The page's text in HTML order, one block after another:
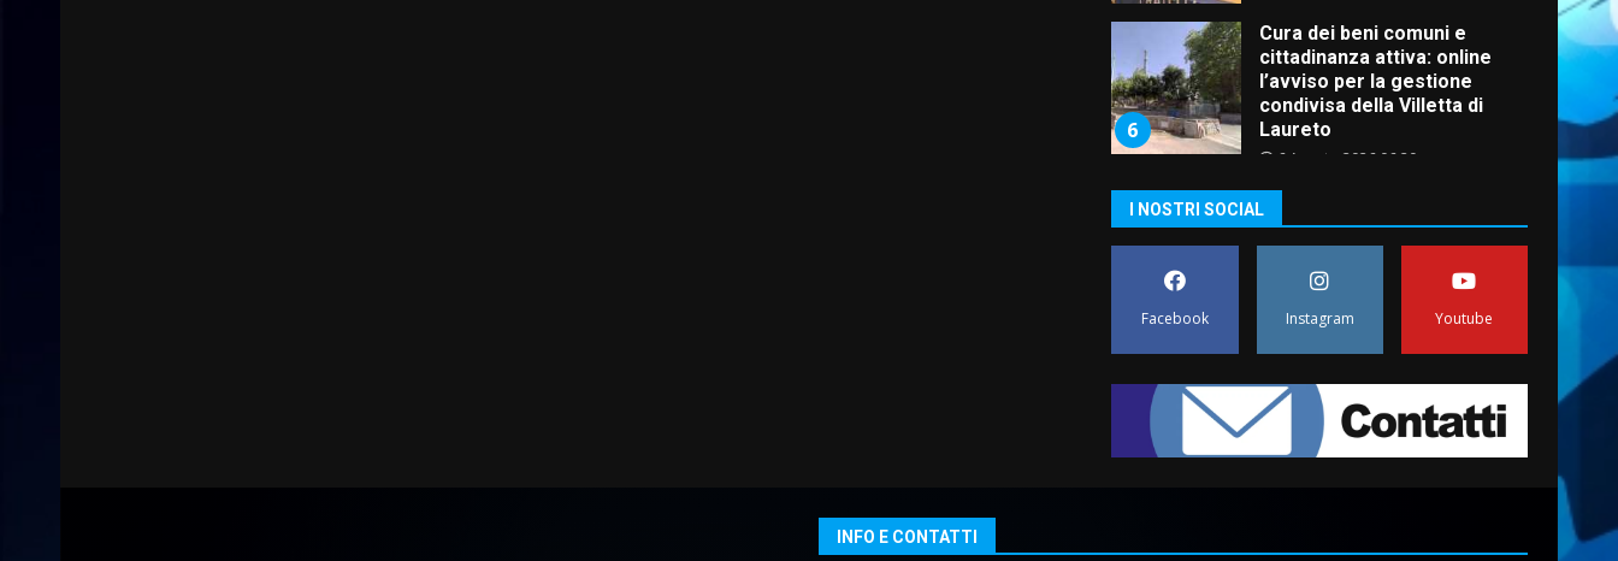
6
Cura dei beni comuni e
cittadinanza attiva: online
l’avviso per la gestione
condivisa della Villetta di
Laureto
6 Agosto 2026 06:20
prima assoluta de “L’Albergo
Belvedere. Il rapimento”
6 Agosto 2026 06:15
appuntamento con “Fasano in
Banda”
7 Agosto 2026 06:05
I NOSTRI SOCIAL
Facebook Instagram Youtube
INFO E CONTATTI